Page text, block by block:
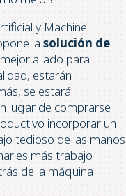
y Machine
la solución de
aliado para
estarán
se estará
lugar de comprarse
incorporar un
tedioso de las manos
más trabajo
de la máquina